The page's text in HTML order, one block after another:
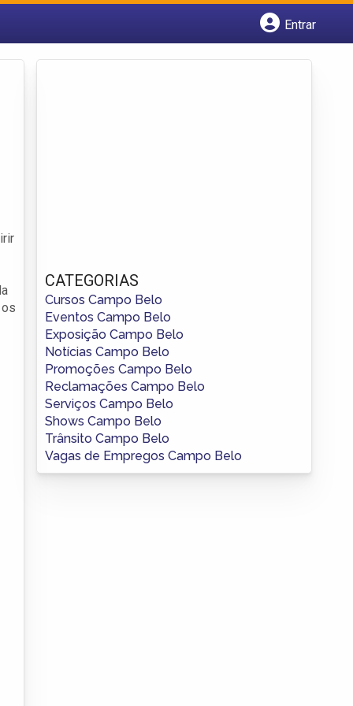
Entrar
CATEGORIAS
Cursos Campo Belo
Eventos Campo Belo
Exposição Campo Belo
Notícias Campo Belo
Promoções Campo Belo
Reclamações Campo Belo
Serviços Campo Belo
Shows Campo Belo
Trânsito Campo Belo
Vagas de Empregos Campo Belo